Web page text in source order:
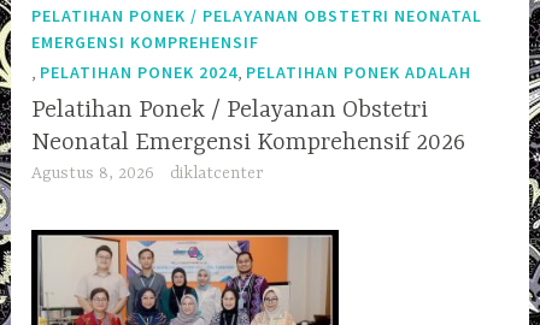
PELATIHAN PONEK / PELAYANAN OBSTETRI NEONATAL
EMERGENSI KOMPREHENSIF
PELATIHAN PONEK 2024 PELATIHAN PONEK ADALAH
Pelatihan Ponek / Pelayanan Obstetri
Neonatal Emergensi Komprehensif 2026
Agustus 8, 2026 diklatcenter